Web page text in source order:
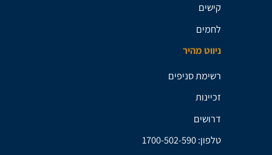
קישים
לחמים
ניווט מהיר
רשימת סניפים
זכיינות
דרושים
טלפון: 1700-502-590